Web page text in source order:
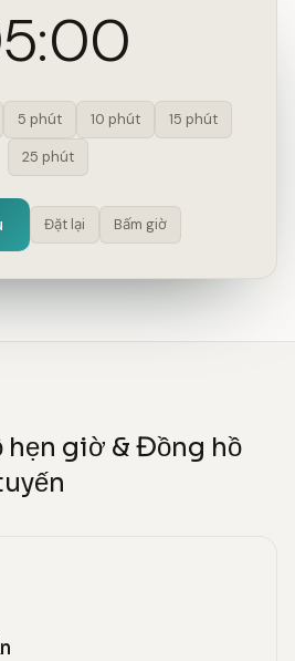
5 phút 10 phút
15 phút
25 phút
Đặt lại Bấm giờ
hẹn giờ & Đồng hồ